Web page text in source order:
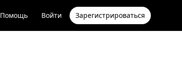
Помощь Войти Зарегистрироваться